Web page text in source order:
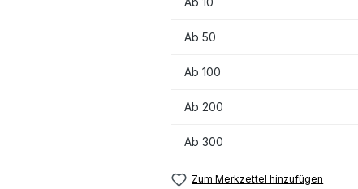
Ab 50
Ab 100
Ab 200
Ab 300
Zum Merkzettel hinzufügen